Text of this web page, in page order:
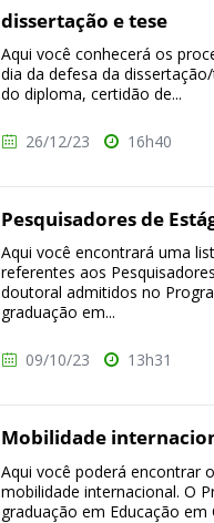
dissertação e tese
Aqui você conhecerá os
dia da defesa da
do diploma, certidão de...
26/12/23 16h40
Pesquisadores de
Aqui você encontrará uma
referentes aos
doutoral admitidos no
graduação em...
09/10/23 13h31
Mobilidade
Aqui você poderá encontrar
mobilidade internacional. O
graduação em Educação em